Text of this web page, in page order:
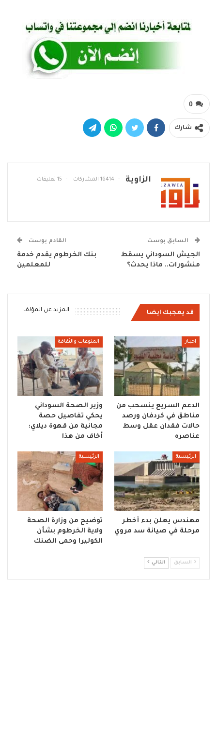
0
شارك
الزاوية 16414 المشاركات 15 تعليقات
السابق بوست
الجيش السوداني يسقط
منشورات.. ماذا يحدث؟
القادم بوست
بنك الخرطوم يقدم خدمة
للمعلمين
قد يعجبك ايضا المزيد عن المؤلف
اخبار
الدعم السريع ينسحب من
مناطق في كردفان ورصد
حالات فقدان عقل وسط
عناصره
المنوعات والثقافة
وزير الصحة السوداني
يحكي تفاصيل حصة
مجانية من قهوة ديلاي:
أخاف من هذا
الرئيسية
مهندس يعلن بدء أخطر
مرحلة في صيانة سد مروي
الرئيسية
توضيح من وزارة الصحة
ولاية الخرطوم بشأن
الكوليرا وحمى الضنك
السابق التالي